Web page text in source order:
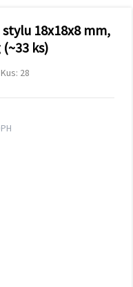
18x18x8 mm,
ks)
Kus: 28